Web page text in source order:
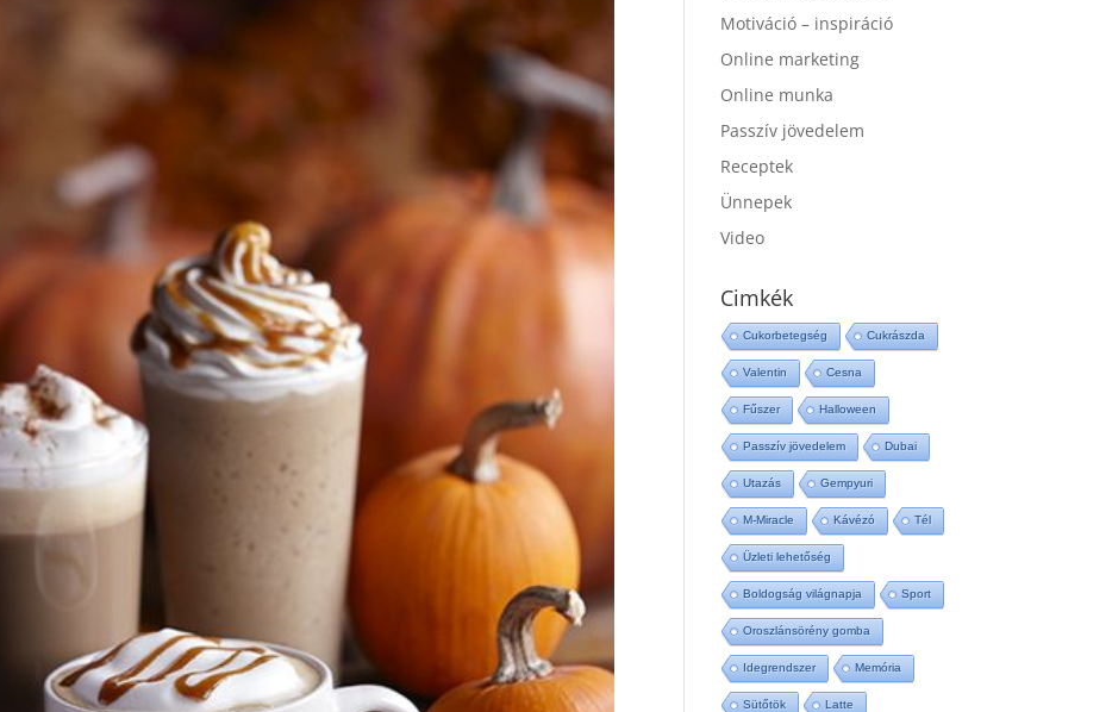
Motiváció – inspiráció
Online marketing
Online munka
Passzív jövedelem
Receptek
Ünnepek
Video
Cimkék
Cukorbetegség Cukrászda
Valentin Cesna
Fűszer Halloween
Passzív jövedelem Dubai
Utazás Gempyuri
M-Miracle Kávézó Tél
Üzleti lehetőség
Boldogság világnapja Sport
Oroszlánsörény gomba
Idegrendszer Memória
Sütőtök Latte